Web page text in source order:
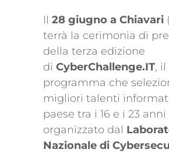
Il 28 giugno a Chiavari
terrà la cerimonia di
della terza edizione
di CyberChallenge.IT, il
programma che
migliori talenti
paese tra i 16 e i 23 anni
organizzato dal
Nazionale di